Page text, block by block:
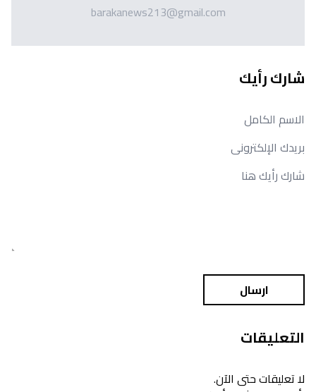
barakanews213@gmail.com
شارك رأيك
ارسال
التعليقات
لا تعليقات حتى الآن.